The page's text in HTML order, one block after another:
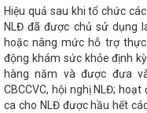
áp cho đoàn viên, người
Tỉnh ủy Hà Tĩnh
Gần
năm 2025
THÔNG
ĐỊA PHƯƠNG VỀ CÁC GIẢI
NHẬP KHẨU NĂM 2023
sản Hà Tĩnh chinh phục
Hà Tĩnh thành lập Cụm
chủ động triển khai các
Hiệu quả sau khi tổ chức
NLĐ đã được chủ sử dụng
hoặc nâng mức hỗ trợ
động khám sức khỏe định
hàng năm và được đưa
CBCCVC, hội nghị NLĐ;
ca cho NLĐ được hầu hết